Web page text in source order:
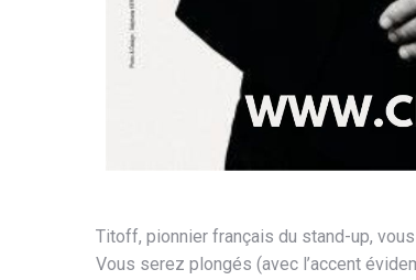
Titoff, pionnier français du stand-up,
Vous serez plongés (avec l’accent